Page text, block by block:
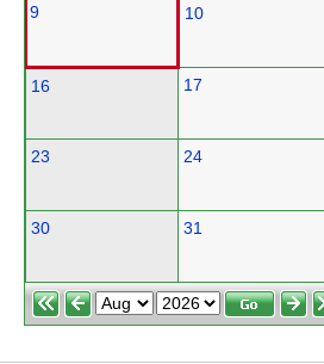
9 10
16 17
23 24
30 31